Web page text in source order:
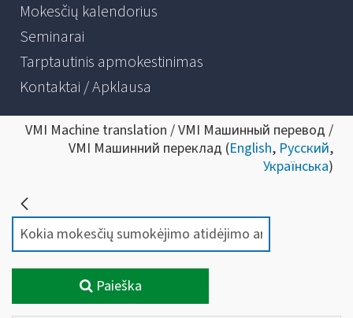
Mokesčių kalendorius
Seminarai
Tarptautinis apmokestinimas
Kontaktai / Apklausa
VMI Machine translation / VMI Машинный перевод /
VMI Машинний переклад (English, Русский,
Українська)
Paieška